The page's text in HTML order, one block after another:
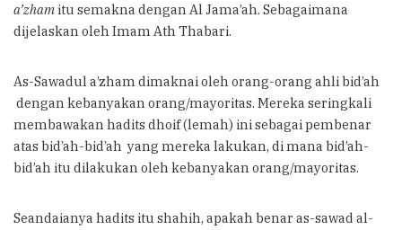
a’zhamitu semakna dengan Al Jama’ah. Sebagaimana
dijelaskan oleh Imam Ath Thabari.
As-Sawadul a’zham dimaknai oleh orang-orang ahli bid’ah
dengan kebanyakan orang/mayoritas. Mereka seringkali
membawakan hadits dhoif (lemah) ini sebagai pembenar
atas bid’ah-bid’ah yang mereka lakukan, di mana bid’ah-
bid’ah itu dilakukan oleh kebanyakan orang/mayoritas.
Seandaianya hadits itu shahih, apakah benar as-sawad al-